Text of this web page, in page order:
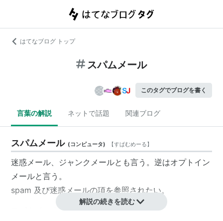
はてなブログ トップ
スパムメール
このタグでブログを書く
言葉の解説 ネットで話題 関連ブログ
スパムメール (コンピュータ) 【すぱむめーる】
迷惑メール、ジャンクメールとも言う。逆はオプトイン
メールと言う。
spam 及び迷惑メールの項を参照されたい。
スパムメール・迷惑メールランキングサイト
解説の続きを読む